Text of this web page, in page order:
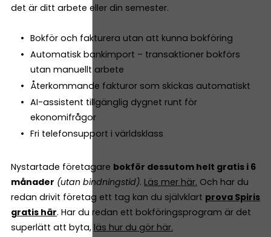
det är ditt arbete eller din semester.
Bokför och fakturera utan att kunna bokföring
Automatisk bankimport – transaktioner bokförs
utan manuellt arbete
Återkommande fakturor som skickas automatiskt
AI-assistent tillgänglig dygnet runt för
ekonomifrågor
Fri telefonsupport i världsklass
Nystartade företagare bokför dessutom helt gratis i 6
månader (utan bindningstid). Läs mer här. Och har du
redan drivit företag ett tag kan du självklart prova Spiris
gratis här. Har du redan ett bokföringsprogram är det
superlätt att byta, läs hur du gör här.